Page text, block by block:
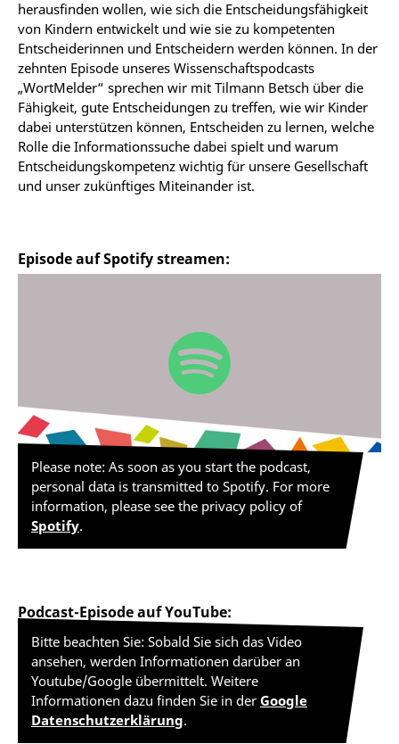
herausfinden wollen, wie sich die Entscheidungsfähigkeit
von Kindern entwickelt und wie sie zu kompetenten
Entscheiderinnen und Entscheidern werden können. In der
zehnten Episode unseres Wissenschaftspodcasts
„WortMelder“ sprechen wir mit Tilmann Betsch über die
Fähigkeit, gute Entscheidungen zu treffen, wie wir Kinder
dabei unterstützen können, Entscheiden zu lernen, welche
Rolle die Informationssuche dabei spielt und warum
Entscheidungskompetenz wichtig für unsere Gesellschaft
und unser zukünftiges Miteinander ist.
Episode auf Spotify streamen:
Please note: As soon as you start the podcast,
personal data is transmitted to Spotify. For more
information, please see the privacy policy of
Spotify.
Podcast-Episode auf YouTube:
Bitte beachten Sie: Sobald Sie sich das Video
ansehen, werden Informationen darüber an
Youtube/Google übermittelt. Weitere
Informationen dazu finden Sie in der Google
Datenschutzerklärung.